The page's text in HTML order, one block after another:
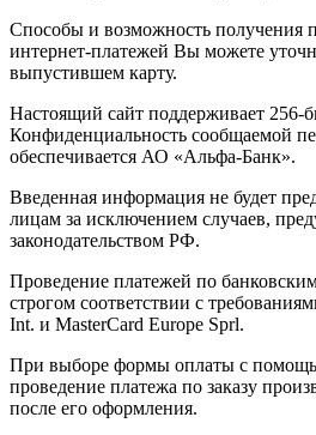
Способы и возможность получения
интернет-платежей Вы можете
выпустившем карту.
Настоящий сайт поддерживает 256-
Конфиденциальность сообщаемой
обеспечивается АО «Альфа-Банк».
Введенная информация не будет
лицам за исключением случаев,
законодательством РФ.
Проведение платежей по
строгом соответствии с
Int. и MasterCard Europe Sprl.
При выборе формы оплаты с
проведение платежа по заказу
после его оформления.